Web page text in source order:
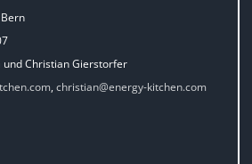
Christian Gierstorfer
, christian@energy-kitchen.com